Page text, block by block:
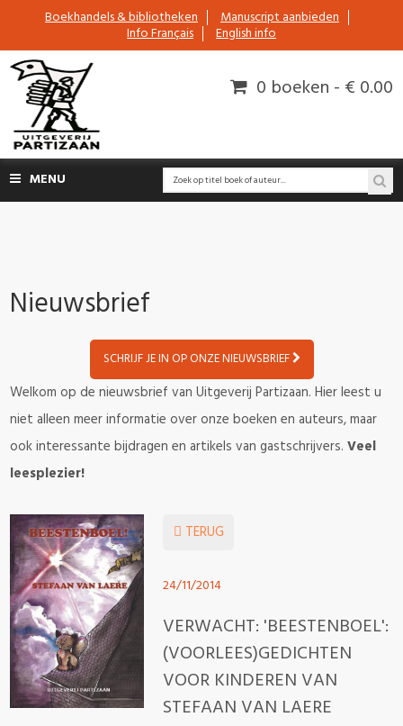
Boekhandels & bibliotheken Manuscript aanbieden
Info Français English info
0 boeken - € 0.00
MENU
Nieuwsbrief
SCHRIJF JE IN OP ONZE NIEUWSBRIEF
Welkom op de nieuwsbrief van Uitgeverij Partizaan. Hier leest u
niet alleen meer informatie over onze boeken en auteurs, maar
ook interessante bijdragen en artikels van gastschrijvers.Veel
leesplezier!
TERUG
24/11/2014
VERWACHT: 'BEESTENBOEL':
(VOORLEES)GEDICHTEN
VOOR KINDEREN VAN
STEFAAN VAN LAERE